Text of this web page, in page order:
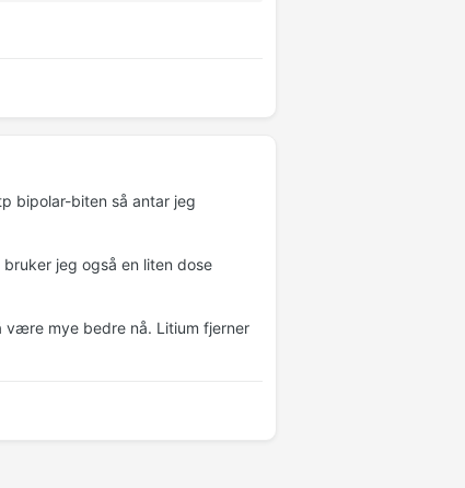
bipolar-biten så antar jeg
jeg også en liten dose
være mye bedre nå. Litium fjerner